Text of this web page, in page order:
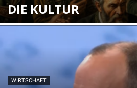
DIE KULTUR
WIRTSCHAFT